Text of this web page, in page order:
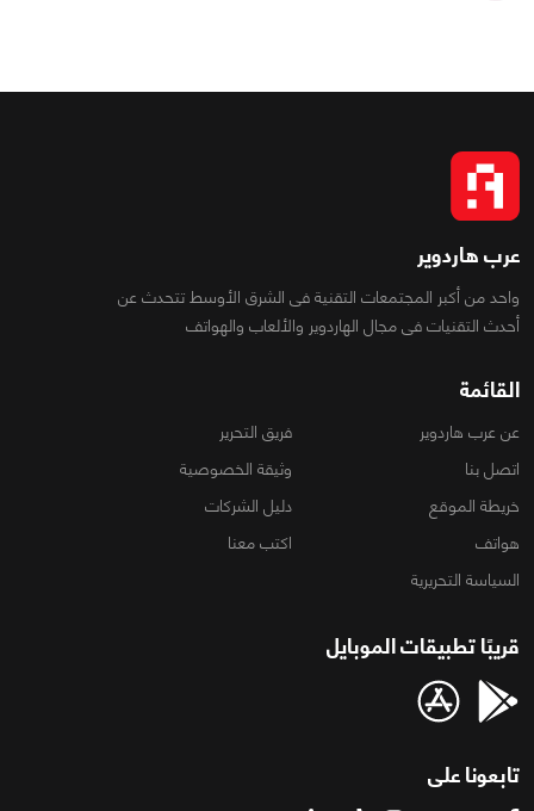
عرب هاردوير
واحد من أكبر المجتمعات التقنية فى الشرق الأوسط تتحدث عن
أحدث التقنيات فى مجال الهاردوير والألعاب والهواتف
القائمة
عن عرب هاردوير
فريق التحرير
اتصل بنا
وثيقة الخصوصية
خريطة الموقع
دليل الشركات
هواتف
اكتب معنا
السياسة التحريرية
قريبًا تطبيقات الموبايل
تابعونا على